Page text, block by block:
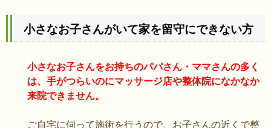
小さなお子さんがいて家を留守にできない方
小さなお子さんをお持ちのパパさん・ママさんの多く
は、手がつらいのにマッサージ店や整体院になかなか
来院できません。
ご自宅に伺って施術を行うので、お子さんの近くで整